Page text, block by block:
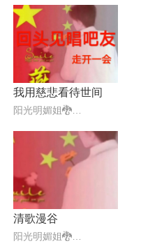
我用慈悲看待世间
清歌漫谷